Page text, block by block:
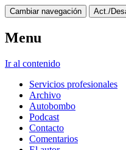
Cambiar navegación Act./
Menu
Ir al contenido
Servicios profesionales
Archivo
Autobombo
Podcast
Contacto
Comentarios